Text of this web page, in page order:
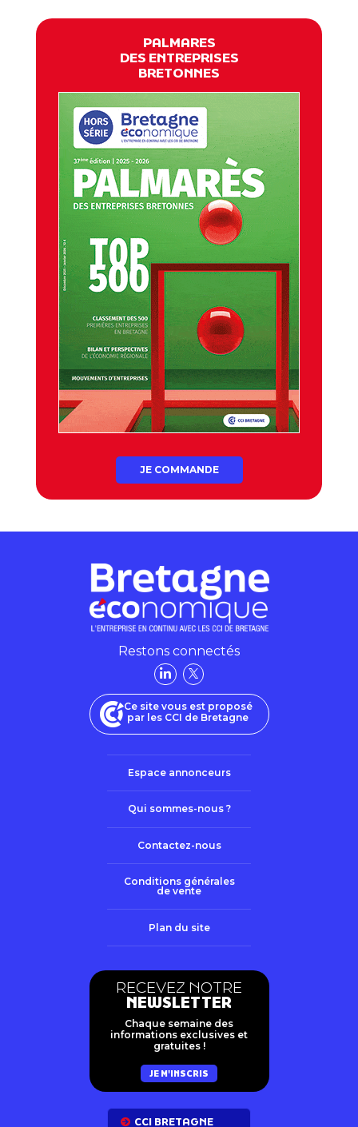
PALMARES
DES ENTREPRISES
BRETONNES
JE COMMANDE
Restons connectés
Ce site vous est proposé
par les CCI de Bretagne
Espace annonceurs
Qui sommes-nous ?
Contactez-nous
Conditions générales
de vente
Plan du site
RECEVEZ NOTRE
NEWSLETTER
Chaque semaine des
informations exclusives et
gratuites !
JE M'INSCRIS
CCI BRETAGNE